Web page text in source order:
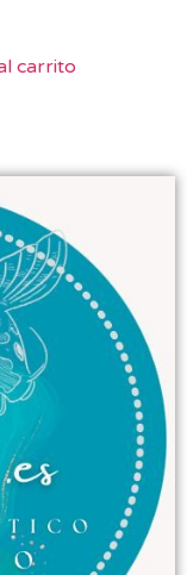
carrito